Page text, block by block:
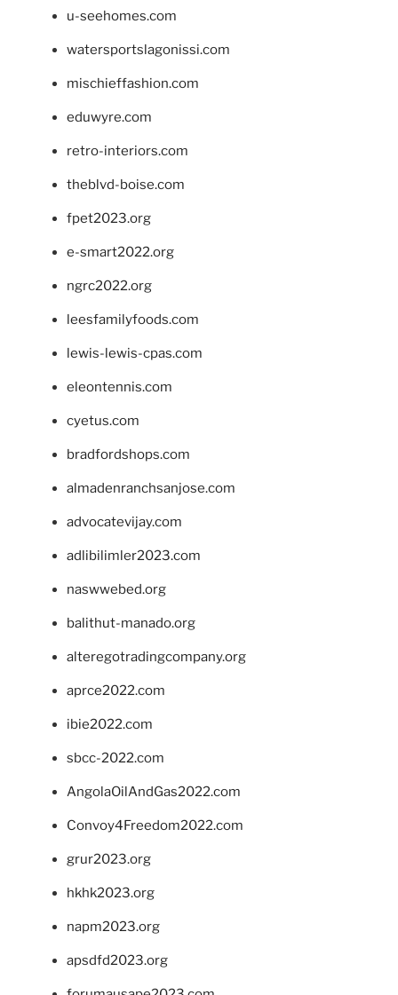
u-seehomes.com
watersportslagonissi.com
mischieffashion.com
eduwyre.com
retro-interiors.com
theblvd-boise.com
fpet2023.org
e-smart2022.org
ngrc2022.org
leesfamilyfoods.com
lewis-lewis-cpas.com
eleontennis.com
cyetus.com
bradfordshops.com
almadenranchsanjose.com
advocatevijay.com
adlibilimler2023.com
naswwebed.org
balithut-manado.org
alteregotradingcompany.org
aprce2022.com
ibie2022.com
sbcc-2022.com
AngolaOilAndGas2022.com
Convoy4Freedom2022.com
grur2023.org
hkhk2023.org
napm2023.org
apsdfd2023.org